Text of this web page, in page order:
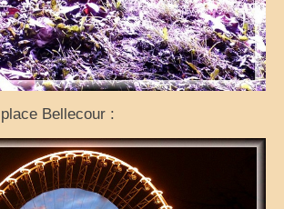
Bellecour :